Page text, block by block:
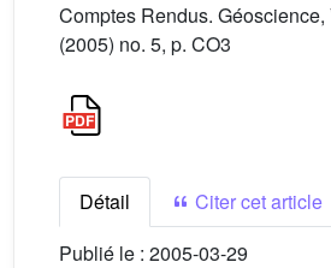
Comptes Rendus.
(2005) no. 5, p. CO3
Détail
Citer cet article
Publié le : 2005-03-29